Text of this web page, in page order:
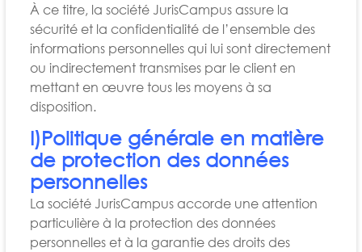
À ce titre, la société JurisCampus assure la
sécurité et la confidentialité de l’ensemble des
informations personnelles qui lui sont directement
ou indirectement transmises par le client en
mettant en œuvre tous les moyens à sa
disposition.
I)Politique générale en matière
de protection des données
personnelles
La société JurisCampus accorde une attention
particulière à la protection des données
personnelles et à la garantie des droits des